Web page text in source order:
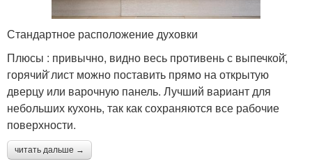
Стандартное расположение духовки
Плюсы : привычно, видно весь противень с выпечкой̆,
горячий̆ лист можно поставить прямо на открытую
дверцу или варочную панель. Лучший вариант для
небольших кухонь, так как сохраняются все рабочие
поверхности.
читать дальше →